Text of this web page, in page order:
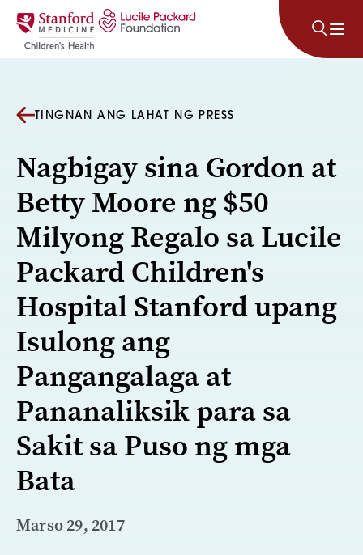
Lumaktaw sa nilalaman
TINGNAN ANG LAHAT NG PRESS
Nagbigay sina Gordon at
Betty Moore ng $50
Milyong Regalo sa Lucile
Packard Children's
Hospital Stanford upang
Isulong ang
Pangangalaga at
Pananaliksik para sa
Sakit sa Puso ng mga
Bata
Marso 29, 2017